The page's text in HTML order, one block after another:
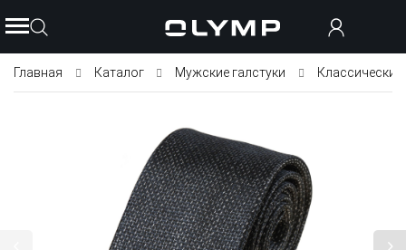
Главная Каталог Мужские галстуки Классические